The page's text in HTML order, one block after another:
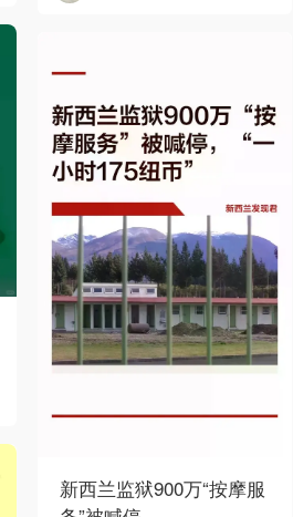
新西兰监狱900万“按摩服